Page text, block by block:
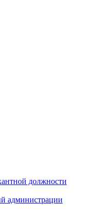
должности
администрации